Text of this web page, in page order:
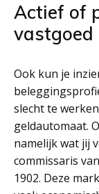
Actief of
vastgoed
Ook kun je
slecht te
geldautomaat.
namelijk wat jij
commissaris
1902. Deze